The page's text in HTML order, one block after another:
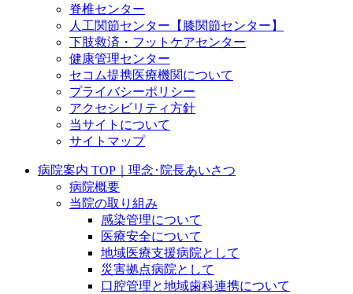
脊椎センター
人工関節センター【膝関節センター】
下肢救済・フットケアセンター
健康管理センター
セコム提携医療機関について
プライバシーポリシー
アクセシビリティ方針
当サイトについて
サイトマップ
病院案内 TOP｜理念･院長あいさつ
病院概要
当院の取り組み
感染管理について
医療安全について
地域医療支援病院として
災害拠点病院として
口腔管理と地域歯科連携について